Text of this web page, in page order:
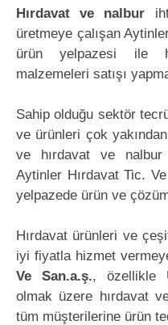
Hırdavat ve nalbur
üretmeye çalışan
ürün yelpazesi ile
malzemeleri satışı
Sahip olduğu sektör
ve ürünleri çok
ve hırdavat ve nalbur
Aytinler Hırdavat Tic.
yelpazede ürün ve
Hırdavat ürünleri ve
iyi fiyatla hizmet
Ve San.a.ş., özellikle
olmak üzere hırdavat
tüm müşterilerine ürün